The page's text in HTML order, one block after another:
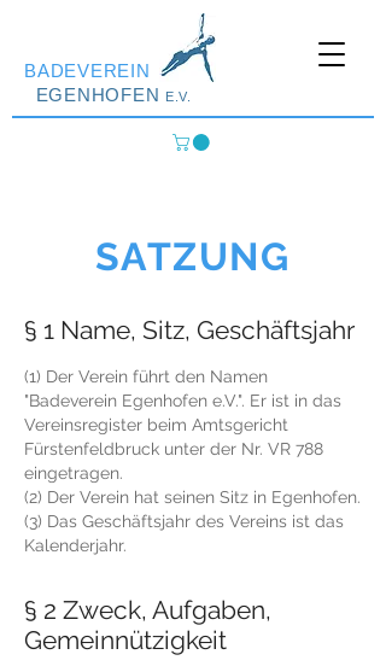
BADEVEREIN
EGENHOFEN E.V.
SATZUNG
§ 1 Name, Sitz, Geschäftsjahr
(1) Der Verein führt den Namen
"Badeverein Egenhofen e.V.". Er ist in das
Vereinsregister beim Amtsgericht
Fürstenfeldbruck unter der Nr. VR 788
eingetragen.
(2) Der Verein hat seinen Sitz in Egenhofen.
(3) Das Geschäftsjahr des Vereins ist das
Kalenderjahr.
§ 2 Zweck, Aufgaben,
Gemeinnützigkeit